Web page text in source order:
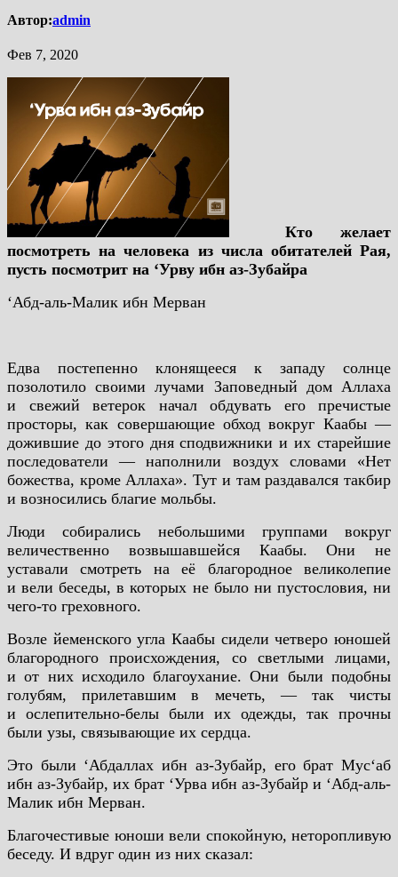
Автор:admin
Фев 7, 2020
Кто желает
посмотреть на человека из числа обитателей Рая,
пусть посмотрит на ‘Урву ибн аз-Зубайра
‘Абд-аль-Малик ибн Мерван
Едва постепенно клонящееся к западу солнце
позолотило своими лучами Заповедный дом Аллаха
и свежий ветерок начал обдувать его пречистые
просторы, как совершающие обход вокруг Каабы —
дожившие до этого дня сподвижники и их старейшие
последователи — наполнили воздух словами «Нет
божества, кроме Аллаха». Тут и там раздавался такбир
и возносились благие мольбы.
Люди собирались небольшими группами вокруг
величественно возвышавшейся Каабы. Они не
уставали смотреть на её благородное великолепие
и вели беседы, в которых не было ни пустословия, ни
чего-то греховного.
Возле йеменского угла Каабы сидели четверо юношей
благородного происхождения, со светлыми лицами,
и от них исходило благоухание. Они были подобны
голубям, прилетавшим в мечеть, — так чисты
и ослепительно-белы были их одежды, так прочны
были узы, связывающие их сердца.
Это были ‘Абдаллах ибн аз-Зубайр, его брат Мус‘аб
ибн аз-Зубайр, их брат ‘Урва ибн аз-Зубайр и ‘Абд-аль-
Малик ибн Мерван.
Благочестивые юноши вели спокойную, неторопливую
беседу. И вдруг один из них сказал: